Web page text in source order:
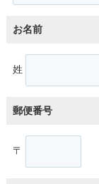
お名前
姓
郵便番号
〒